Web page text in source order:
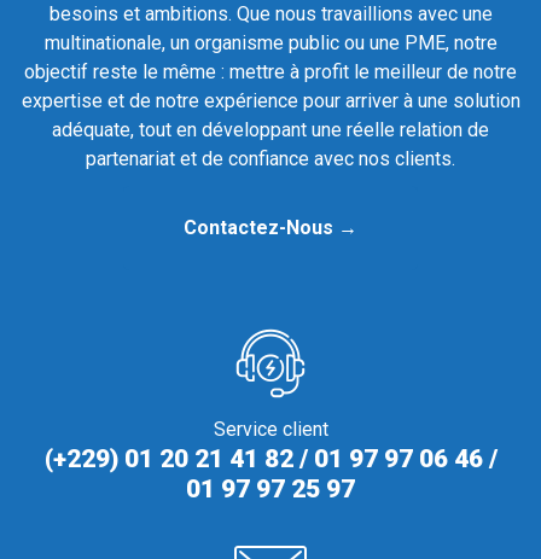
besoins et ambitions. Que nous travaillions avec une
multinationale, un organisme public ou une PME, notre
objectif reste le même : mettre à profit le meilleur de notre
expertise et de notre expérience pour arriver à une solution
adéquate, tout en développant une réelle relation de
partenariat et de confiance avec nos clients.
Contactez-Nous →
Service client
(+229) 01 20 21 41 82 / 01 97 97 06 46 /
01 97 97 25 97